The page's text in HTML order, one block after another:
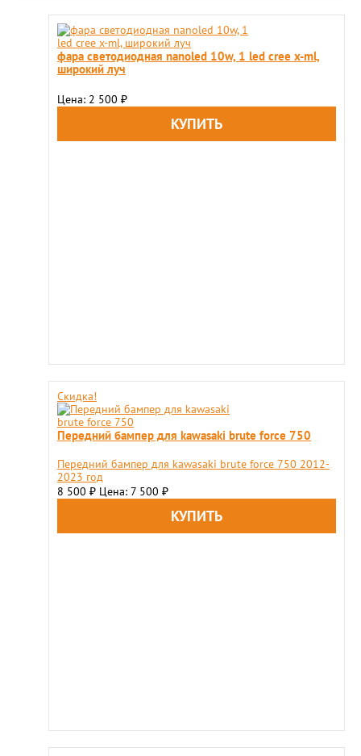
фара светодиодная nanoled 10w, 1 led cree x-ml,
широкий луч
Цена: 2 500 ₽
Скидка!
Передний бампер для kawasaki brute force 750
Передний бампер для kawasaki brute force 750 2012-
2023 год
8 500 ₽ Цена: 7 500 ₽